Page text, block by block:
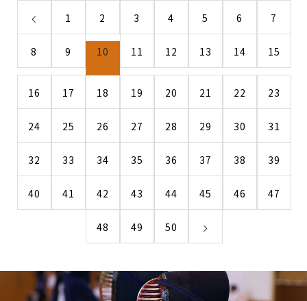
1 2 3 4 5 6 7
8 9 10 11 12 13 14 15
16 17 18 19 20 21 22 23
24 25 26 27 28 29 30 31
32 33 34 35 36 37 38 39
40 41 42 43 44 45 46 47
48 49 50